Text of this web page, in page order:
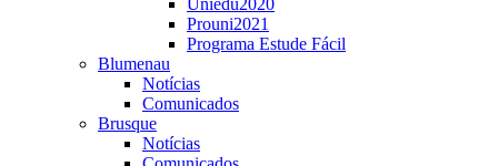
Uniedu2020
Prouni2021
Programa Estude Fácil
Blumenau
Notícias
Comunicados
Brusque
Notícias